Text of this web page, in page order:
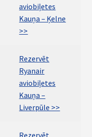
aviobiļetes
Kauņa – Ķelne
>>
Rezervēt
Ryanair
aviobiļetes
Kauņa –
Liverpūle >>